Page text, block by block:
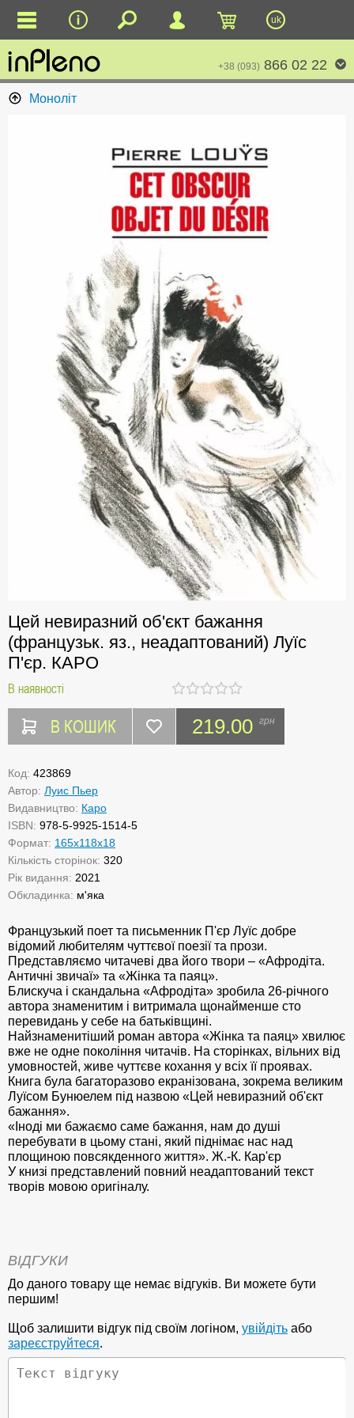
uk
+38 (093) 866 02 22
Моноліт
Цей невиразний об'єкт бажання
(французьк. яз., неадаптований) Луїс
П'єр. КАРО
В наявності
В КОШИК 219.00 грн
Код: 423869
Автор: Луис Пьер
Видавництво: Каро
ISBN: 978-5-9925-1514-5
Формат: 165x118x18
Кількість сторінок: 320
Рік видання: 2021
Обкладинка: м'яка
Французький поет та письменник П'єр Луїс добре
відомий любителям чуттєвої поезії та прози.
Представляємо читачеві два його твори – «Афродіта.
Античні звичаї» та «Жінка та паяц».
Блискуча і скандальна «Афродіта» зробила 26-річного
автора знаменитим і витримала щонайменше сто
перевидань у себе на батьківщині.
Найзнаменитіший роман автора «Жінка та паяц» хвилює
вже не одне покоління читачів. На сторінках, вільних від
умовностей, живе чуттєве кохання у всіх її проявах.
Книга була багаторазово екранізована, зокрема великим
Луїсом Бунюелем під назвою «Цей невиразний об'єкт
бажання».
«Іноді ми бажаємо саме бажання, нам до душі
перебувати в цьому стані, який піднімає нас над
площиною повсякденного життя». Ж.-К. Кар'єр
У книзі представлений повний неадаптований текст
творів мовою оригіналу.
ВІДГУКИ
До даного товару ще немає відгуків. Ви можете бути
першим!
Щоб залишити відгук під своїм логіном, увійдіть або
зареєструйтеся.